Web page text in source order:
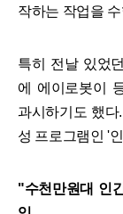
작하는 작업을
특히 전날 있었
에 에이로봇이
과시하기도 했
성 프로그램인 '
"수천만원대 인